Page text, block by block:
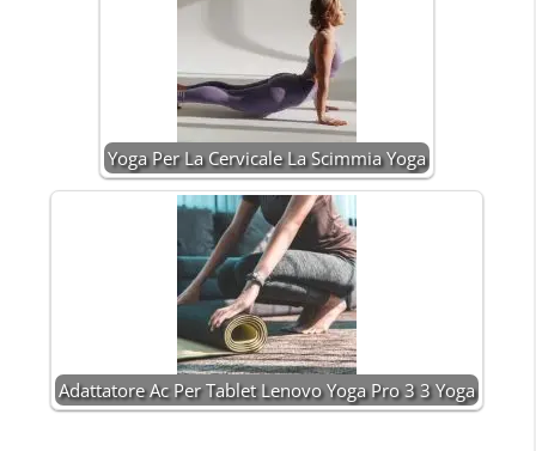
Yoga Per La Cervicale La Scimmia Yoga
Adattatore Ac Per Tablet Lenovo Yoga Pro 3 3 Yoga